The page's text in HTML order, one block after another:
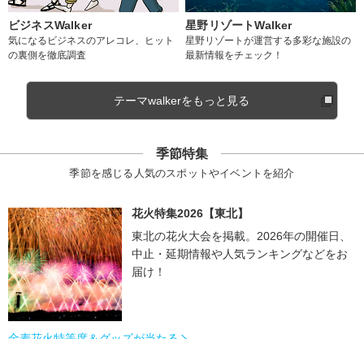
ビジネスWalker
気になるビジネスのアレコレ、ヒット
の裏側を徹底調査
星野リゾートWalker
星野リゾートが運営する多彩な施設の
最新情報をチェック！
テーマwalkerをもっと見る
季節特集
季節を感じる人気のスポットやイベントを紹介
花火特集2026【東北】
東北の花火大会を掲載。2026年の開催日、
中止・延期情報や人気ランキングなどをお
届け！